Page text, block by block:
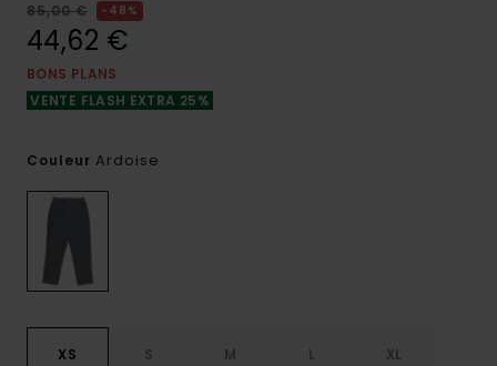
85,00 €
48%
44,62 €
BONS PLANS
VENTE FLASH EXTRA 25%
Couleur Ardoise
XS S M L XL